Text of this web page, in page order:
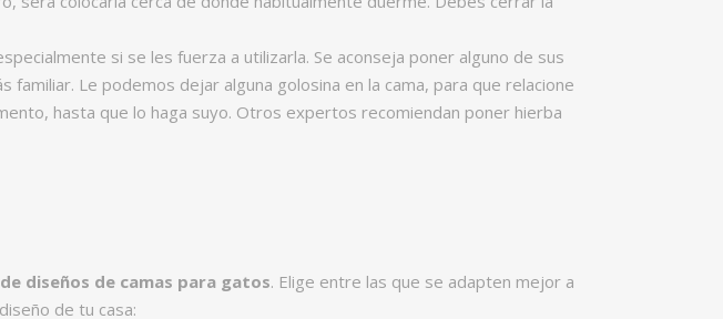
si se les fuerza a utilizarla. Se aconseja poner alguno de sus
Le podemos dejar alguna golosina en la cama, para que relacione
hasta que lo haga suyo. Otros expertos recomiendan poner hierba
diseños de camas para gatos. Elige entre las que se adapten mejor a
de tu casa: